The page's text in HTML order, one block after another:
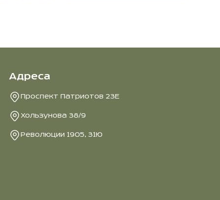
Адреса
Проспект Патриотов 23Е
Хользунова 38/9
Революции 1905, 31Ю